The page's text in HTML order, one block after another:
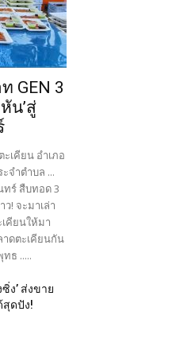
GEN 3
น’สู่
เคียน อำเภอ
จำตำบล ...
ทร์ สืบทอด 3
! จะมาเล่า
เคียนให้มา
าดตะเคียนกัน
ธ .....
ง’ ส่งขาย
สุดปัง!